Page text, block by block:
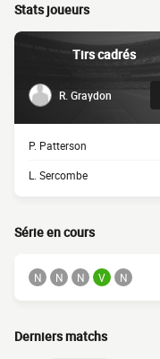
Stats joueurs
Tirs cadrés
R. Graydon
P. Patterson
L. Sercombe
Série en cours
N N N V N
Derniers matchs